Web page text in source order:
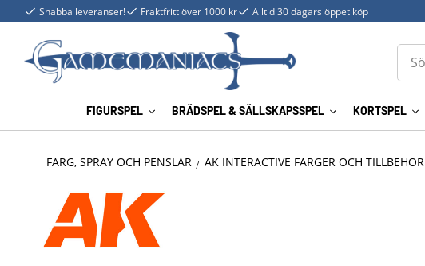
Snabba leveranser! Fraktfritt över 1000 kr Alltid 30 dagars öppet köp
FIGURSPEL BRÄDSPEL & SÄLLSKAPSSPEL KORTSPEL
FÄRG, SPRAY OCH PENSLAR AK INTERACTIVE FÄRGER OCH TILLBEHÖR